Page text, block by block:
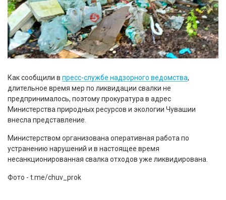
Как сообщили в пресс-службе надзорного ведомства,
длительное время мер по ликвидации свалки не
предпринималось, поэтому прокуратура в адрес
Министерства природных ресурсов и экологии Чувашии
внесла представление.
Министерством организована оперативная работа по
устранению нарушений и в настоящее время
несанкционированная свалка отходов уже ликвидирована.
Фото - t.me/chuv_prok